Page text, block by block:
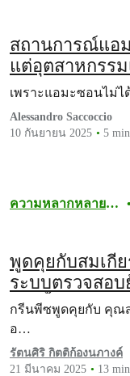
สถานการณ์แอม
แต่อุตสาหกรร
เพราะแอมะซอนไม่ไ
Alessandro Saccoccio
10 กันยายน 2025
5
ความหลากหลาย
พูดคุยกับสมเกีย
ระบบตรวจสอ
เกิดขึ้นอย่างโป
กรีนพีซพูดคุยกับ คุณ
อ…
รัตนศิริ กิตติก้องนภางค์
21 มีนาคม 2025
13